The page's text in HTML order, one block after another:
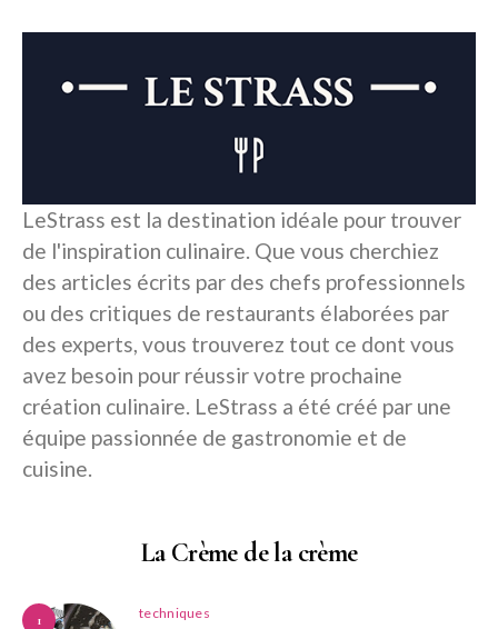
LeStrass est la destination idéale pour trouver
de l'inspiration culinaire. Que vous cherchiez
des articles écrits par des chefs professionnels
ou des critiques de restaurants élaborées par
des experts, vous trouverez tout ce dont vous
avez besoin pour réussir votre prochaine
création culinaire. LeStrass a été créé par une
équipe passionnée de gastronomie et de
cuisine.
La Crème de la crème
1 techniques